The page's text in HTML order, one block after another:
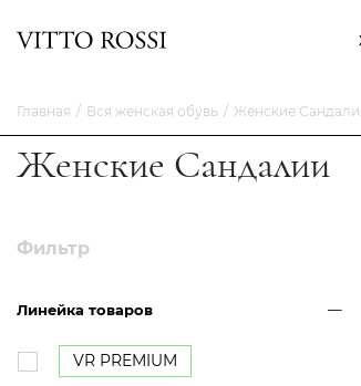
Главная Вся женская обувь Женские
Женские Сандалии
Фильтр
Линейка товаров
VR PREMIUM